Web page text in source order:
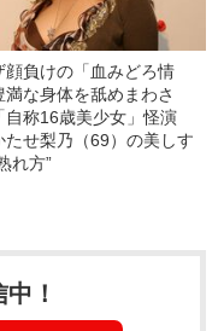
顔負けの「血みどろ情
満な身体を舐めまわさ
称16歳美少女」怪演
たせ梨乃（69）の美しす
れ方”
！